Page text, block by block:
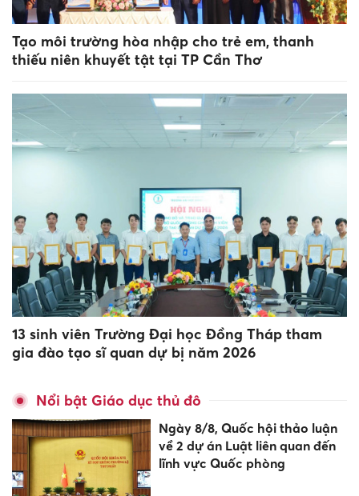
Tạo môi trường hòa nhập cho trẻ em, thanh
thiếu niên khuyết tật tại TP Cần Thơ
13 sinh viên Trường Đại học Đồng Tháp tham
gia đào tạo sĩ quan dự bị năm 2026
Nổi bật Giáo dục thủ đô
Ngày 8/8, Quốc hội thảo luận
về 2 dự án Luật liên quan đến
lĩnh vực Quốc phòng